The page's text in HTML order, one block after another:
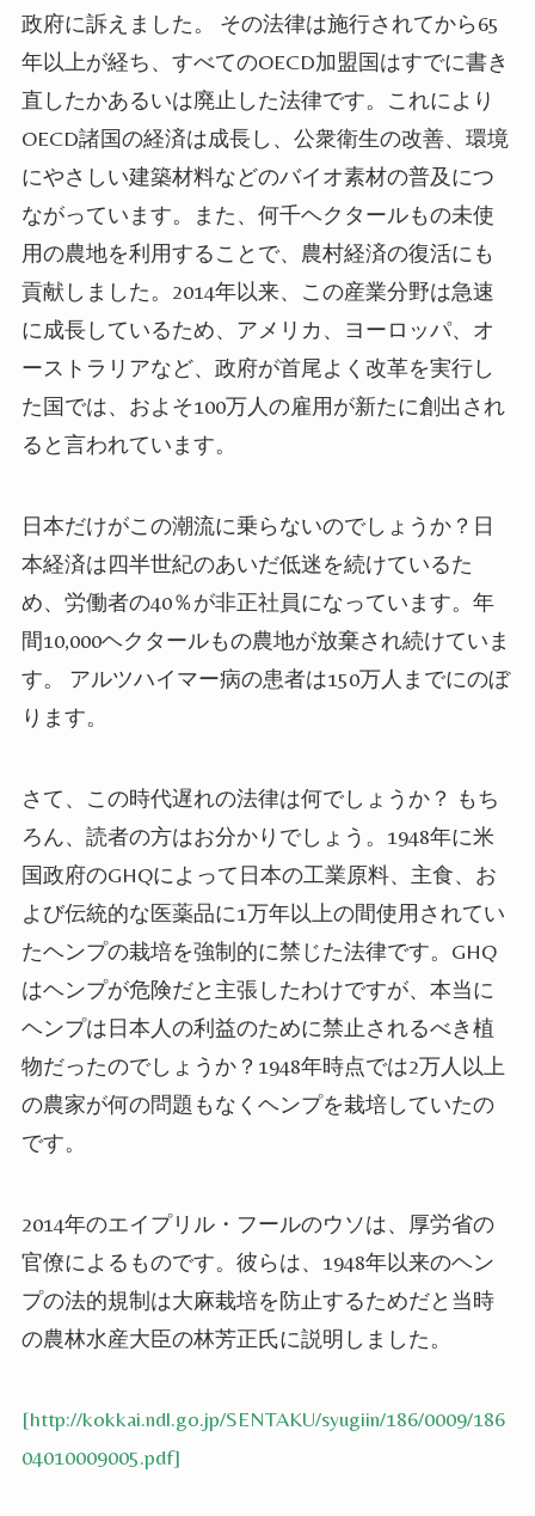
政府に訴えました。
その法律は施行されてから65
年以上が経ち、すべてのOECD加盟国はすでに書き
直したかあるいは廃止した法律です。これにより
OECD諸国の経済は成長し、公衆衛生の改善、環境
にやさしい建築材料などのバイオ素材の普及につ
ながっています。また、何千ヘクタールもの未使
用の農地を利用することで、農村経済の復活にも
貢献しました。 2014年以来、この産業分野は急速
に成長しているため、アメリカ、ヨーロッパ、オ
ーストラリアなど、政府が首尾よく改革を実行し
た国では、およそ100万人の雇用が新たに創出され
ると言われています。
日本だけがこの潮流に乗らないのでしょうか？日
本経済は四半世紀のあいだ低迷を続けているた
め、労働者の40％が非正社員になっています。年
間10,000ヘクタールもの農地が放棄され続けていま
す。
アルツハイマー病の患者は150万人までにのぼ
ります。
さて、この時代遅れの法律は何でしょうか？ もち
ろん、読者の方はお分かりでしょう。 1948年に米
国政府のGHQによって日本の工業原料、主食、お
よび伝統的な医薬品に1万年以上の間使用されてい
たヘンプの栽培を強制的に禁じた法律です。 GHQ
はヘンプが危険だと主張したわけですが、本当に
ヘンプは日本人の利益のために禁止されるべき植
物だったのでしょうか？ 1948年時点では2万人以上
の農家が何の問題もなくヘンプを栽培していたの
です。
2014年のエイプリル・フールのウソは、厚労省の
官僚によるものです。彼らは、 1948年以来のヘン
プの法的規制は大麻栽培を防止するためだと当時
の農林水産大臣の林芳正氏に説明しました。
[http://kokkai.ndl.go.jp/SENTAKU/syugiin/186/0009/186
04010009005.pdf]